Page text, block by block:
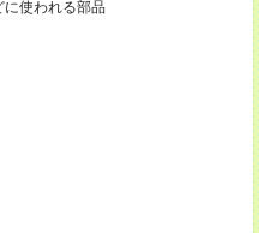
に使われる部品